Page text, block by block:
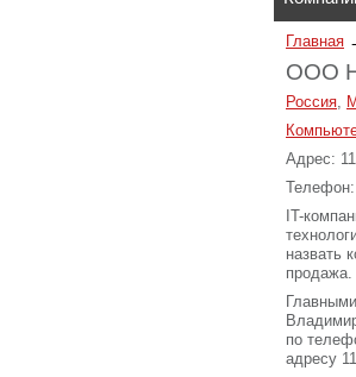
Главная
OOO
Россия,
Адрес:
Телефон:
IT-
назвать
продажа.
по
адресу